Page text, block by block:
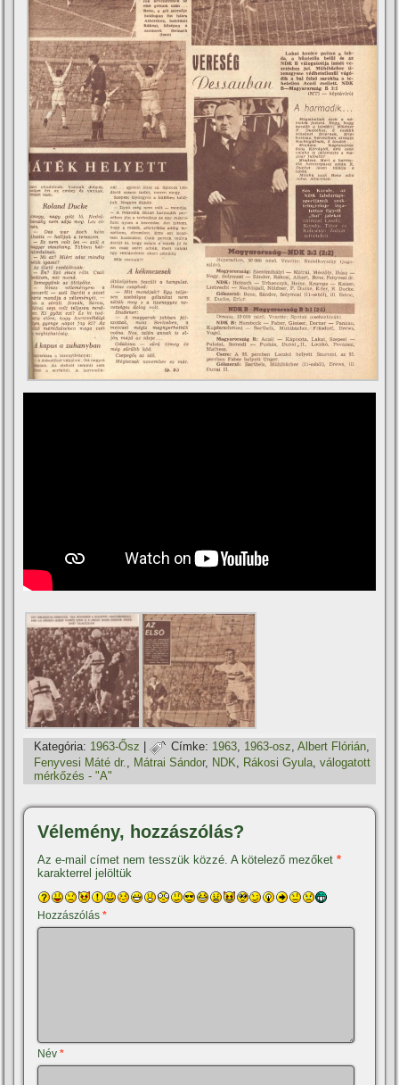
Kategória: 1963-Ősz | Címke: 1963, 1963-osz,Albert Flórián,
Fenyvesi Máté dr.
Mátrai Sándor, NDK Rákosi Gyula ,válogatott
mérkőzés - "A"
Vélemény, hozzászólás?
Az e-mail címet nem tesszük közzé. A kötelező mezőket*
karakterrel jelöltük
Hozzászólás*
Név*